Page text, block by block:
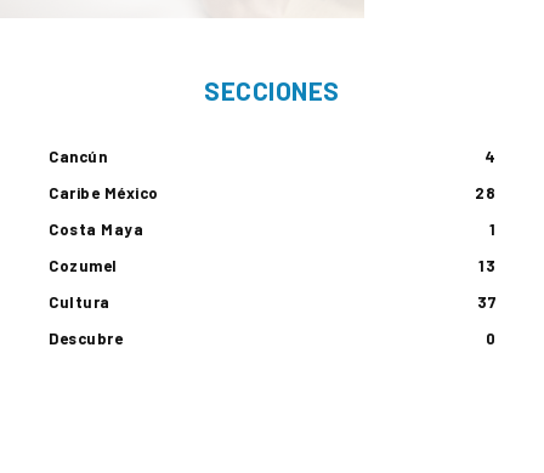
SECCIONES
Cancún
4
Caribe México
28
Costa Maya
1
Cozumel
13
Cultura
37
Descubre
0